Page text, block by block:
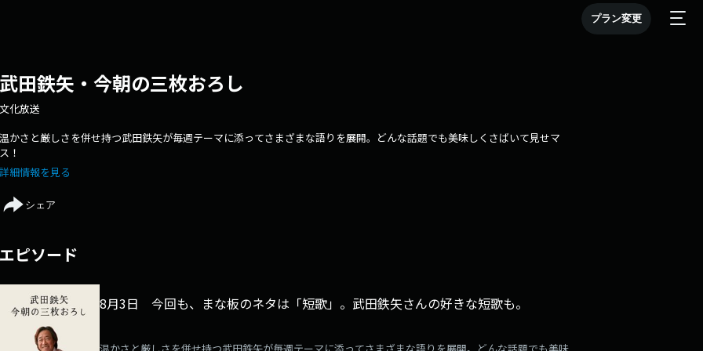
プラン変更
田鉄矢・今朝の三枚おろし
化放送
かさと厳しさを併せ持つ武田鉄矢が毎週テーマに添ってさまざまな語りを展開。どんな話題でも美味しくさばいて見せマ
！
細情報を見る
シェア
ピソード
8月3日 今回も、まな板のネタは「短歌」。武田鉄矢さんの好きな短歌も。